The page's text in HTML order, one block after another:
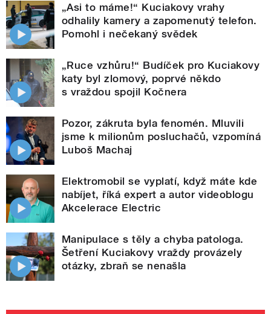
„Asi to máme!“ Kuciakovy vrahy
odhalily kamery a zapomenutý telefon.
Pomohl i nečekaný svědek
„Ruce vzhůru!“ Budíček pro Kuciakovy
katy byl zlomový, poprvé někdo
s vraždou spojil Kočnera
Pozor, zákruta byla fenomén. Mluvili
jsme k milionům posluchačů, vzpomíná
Luboš Machaj
Elektromobil se vyplatí, když máte kde
nabíjet, říká expert a autor videoblogu
Akcelerace Electric
Manipulace s těly a chyba patologa.
Šetření Kuciakovy vraždy provázely
otázky, zbraň se nenašla